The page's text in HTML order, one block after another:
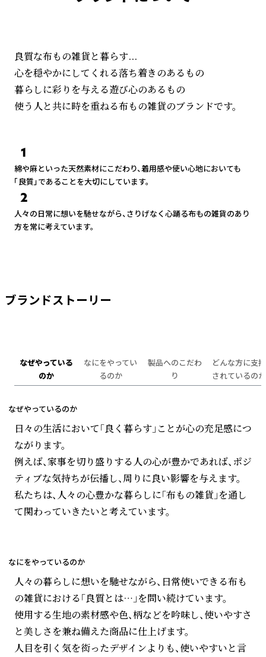
良質な布もの雑貨と暮らす...
心を穏やかにしてくれる落ち着きのあるもの
暮らしに彩りを与える遊び心のあるもの
使う人と共に時を重ねる布もの雑貨のブランドです。
1
綿や麻といった天然素材にこだわり、着用感や使い心地においても
「良質」であることを大切にしています。
2
人々の日常に想いを馳せながら、さりげなく心踊る布もの雑貨のあり
方を常に考えています。
ブランドストーリー
なぜやっている
のか
なにをやってい
るのか
製品へのこだわ
り
どんな方に支持
されているのか
なぜやっているのか
日々の生活において「良く暮らす」ことが心の充足感につ
ながります。
例えば、家事を切り盛りする人の心が豊かであれば、ポジ
ティブな気持ちが伝播し、周りに良い影響を与えます。
私たちは、人々の心豊かな暮らしに「布もの雑貨」を通し
て関わっていきたいと考えています。
なにをやっているのか
人々の暮らしに想いを馳せながら、日常使いできる布も
の雑貨における「良質とは…」を問い続けています。
使用する生地の素材感や色、柄などを吟味し、使いやすさ
と美しさを兼ね備えた商品に仕上げます。
人目を引く気を衒ったデザインよりも、使いやすいと言